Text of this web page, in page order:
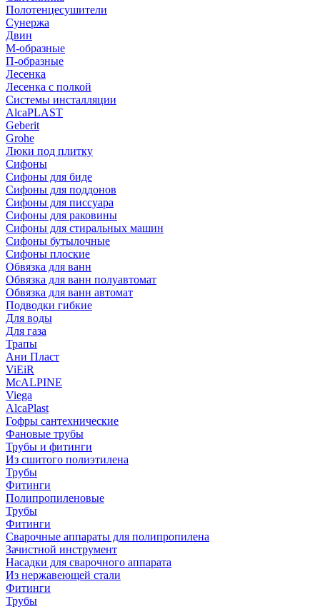
Полотенцесушители
Сунержа
Двин
М-образные
П-образные
Лесенка
Лесенка с полкой
Системы инсталляции
AlcaPLAST
Geberit
Grohe
Люки под плитку
Сифоны
Сифoны для биде
Сифoны для поддонов
Сифoны для писсуара
Сифоны для раковины
Сифоны для стиральных машин
Сифоны бутылочные
Сифоны плоские
Обвязка для ванн
Обвязка для ванн полуавтомат
Обвязка для ванн автомат
Подводки гибкие
Для воды
Для газа
Трапы
Ани Пласт
ViEiR
McALPINE
Viega
AlcaPlast
Гофры сантехнические
Фановые трубы
Трубы и фитинги
Из сшитого полиэтилена
Трубы
Фитинги
Полипропиленовые
Трубы
Фитинги
Сварочные аппараты для полипропилена
Зачистной инструмент
Насадки для сварочного аппарата
Из нержавеющей стали
Фитинги
Трубы